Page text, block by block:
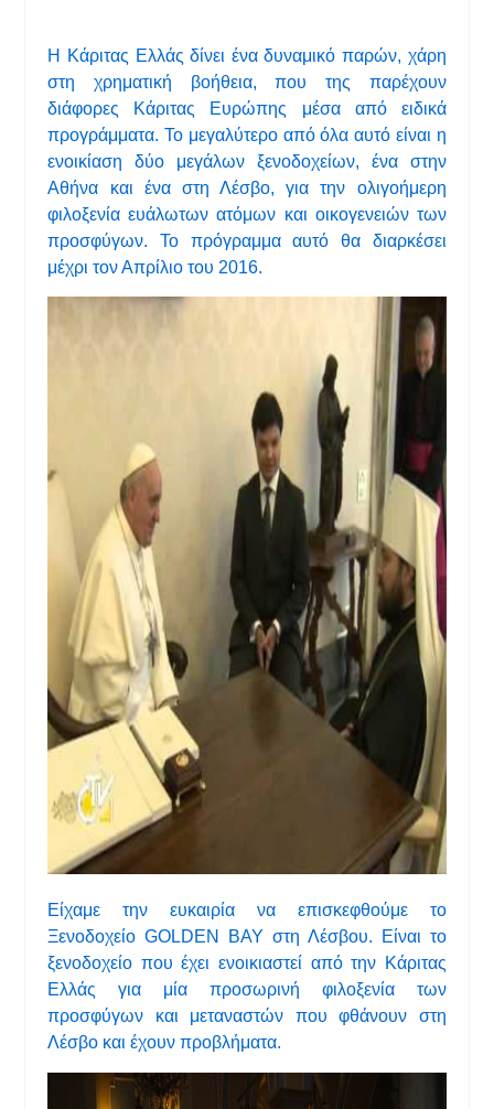
Η Κάριτας Ελλάς δίνει ένα δυναμικό παρών, χάρη
στη χρηματική βοήθεια, που της παρέχουν
διάφορες Κάριτας Ευρώπης μέσα από ειδικά
προγράμματα. Το μεγαλύτερο από όλα αυτό είναι η
ενοικίαση δύο μεγάλων ξενοδοχείων, ένα στην
Αθήνα και ένα στη Λέσβο, για την ολιγοήμερη
φιλοξενία ευάλωτων ατόμων και οικογενειών των
προσφύγων. Το πρόγραμμα αυτό θα διαρκέσει
μέχρι τον Απρίλιο του 2016.
Είχαμε την ευκαιρία να επισκεφθούμε το
Ξενοδοχείο GOLDEN BAY στη Λέσβου. Είναι το
ξενοδοχείο που έχει ενοικιαστεί από την Κάριτας
Ελλάς για μία προσωρινή φιλοξενία των
προσφύγων και μεταναστών που φθάνουν στη
Λέσβο και έχουν προβλήματα.